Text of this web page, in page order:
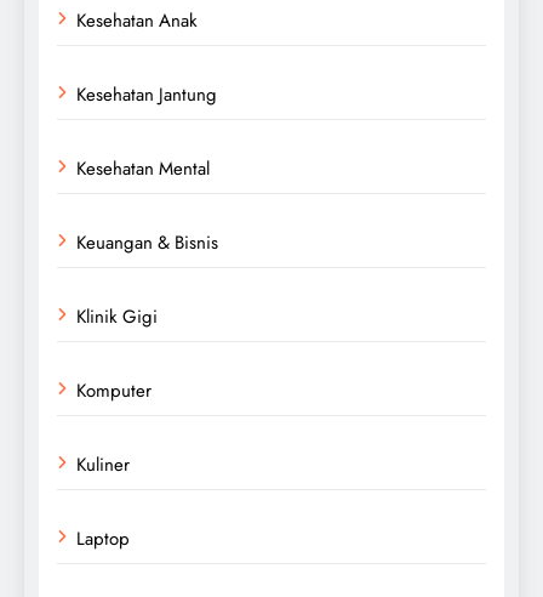
Kesehatan Anak
Kesehatan Jantung
Kesehatan Mental
Keuangan & Bisnis
Klinik Gigi
Komputer
Kuliner
Laptop